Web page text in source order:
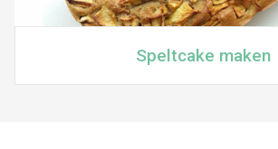
Speltcake maken